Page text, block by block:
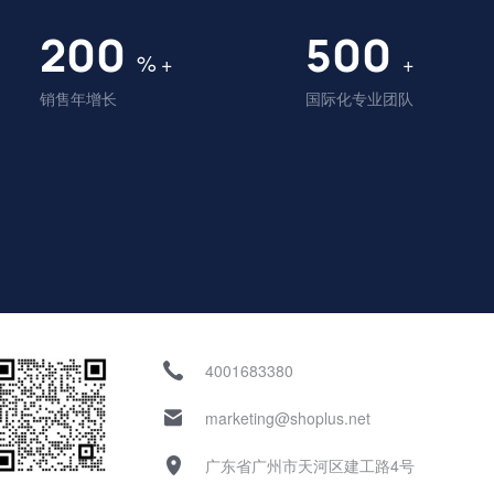
200 % +
销售年增长
500 +
国际化专业团队
4001683380
marketing@shoplus.net
广东省广州市天河区建工路4号